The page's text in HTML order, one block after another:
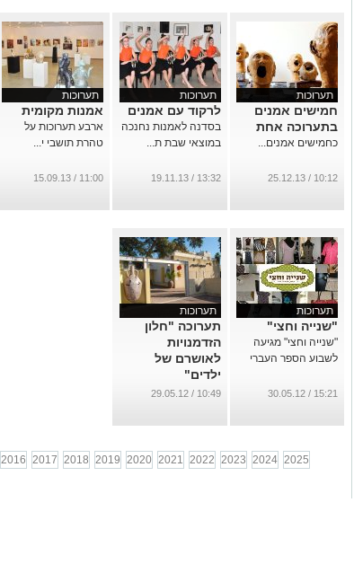
רותי לוז
...
תערוכות
חמישים אמנים
בתערוכה אחת
כחמישים אמנים...
10:12 / 25.12.13
תערוכות
לרקוד עם אמנים
בסדנה לאמנות נחנכה
במוצאי שבת ת...
13:32 / 19.11.13
תערוכות
אמנות מקומית
ארבע תערוכות על
טהרת תושבי י...
11:00 / 15.09.13
תערוכות
"שנייה וחצי"
"שנייה וחצי" מגיעה
לשבוע הספר העברי
15:21 / 30.05.12
תערוכות
תערוכה "חלון
הזדמנויות
לאושרם של
ילדים"
...
10:49 / 29.05.12
2016 2017 2018 2019 2020 2021 2022 2023 2024 2025